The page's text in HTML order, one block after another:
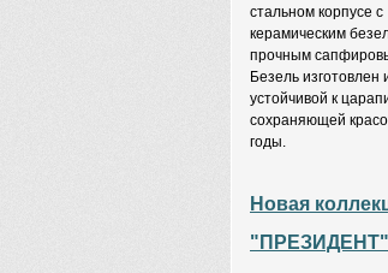
стальном корпусе с
керамическим
прочным
Безель изготовлен
устойчивой к
сохраняющей
годы.
Новая
"ПРЕЗИДЕНТ"